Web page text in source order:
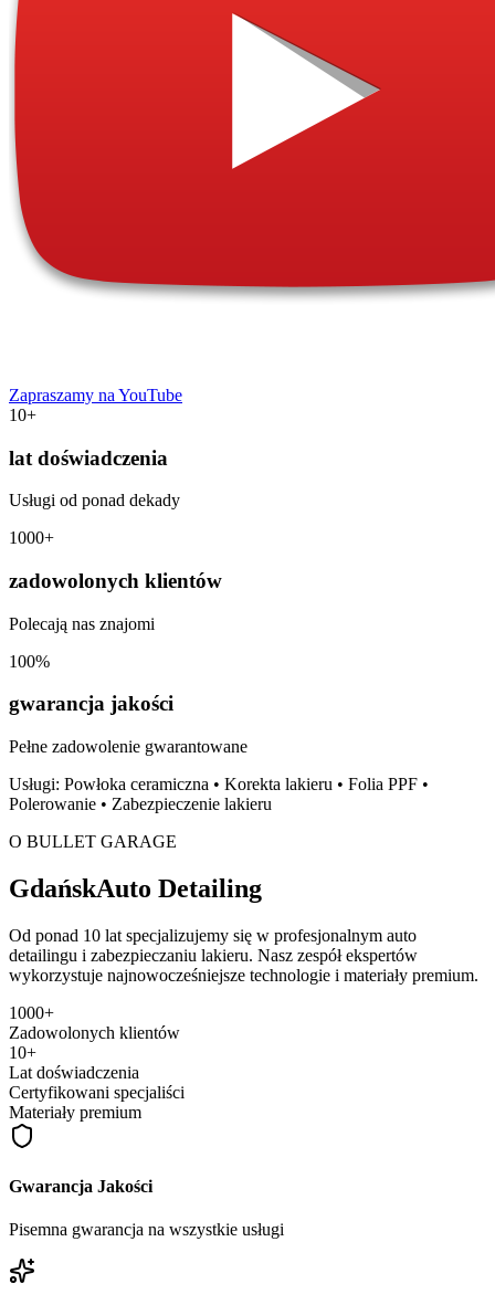
Zapraszamy na YouTube
10+
lat doświadczenia
Usługi od ponad dekady
1000+
zadowolonych klientów
Polecają nas znajomi
100%
gwarancja jakości
Pełne zadowolenie gwarantowane
Usługi: Powłoka ceramiczna • Korekta lakieru • Folia PPF •
Polerowanie • Zabezpieczenie lakieru
O BULLET GARAGE
GdańskAuto Detailing
Od ponad 10 lat specjalizujemy się w profesjonalnym auto
detailingu i zabezpieczaniu lakieru. Nasz zespół ekspertów
wykorzystuje najnowocześniejsze technologie i materiały premium.
1000+
Zadowolonych klientów
10+
Lat doświadczenia
Certyfikowani specjaliści
Materiały premium
Gwarancja Jakości
Pisemna gwarancja na wszystkie usługi